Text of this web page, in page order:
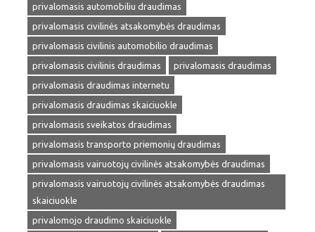
privalomasis automobiliu draudimas
privalomasis civilinės atsakomybės draudimas
privalomasis civilinis automobilio draudimas
privalomasis civilinis draudimas
privalomasis draudimas
privalomasis draudimas internetu
privalomasis draudimas skaiciuokle
privalomasis sveikatos draudimas
privalomasis transporto priemonių draudimas
privalomasis vairuotojų civilinės atsakomybės draudimas
privalomasis vairuotojų civilinės atsakomybės draudimas
skaiciuokle
privalomojo draudimo skaiciuokle